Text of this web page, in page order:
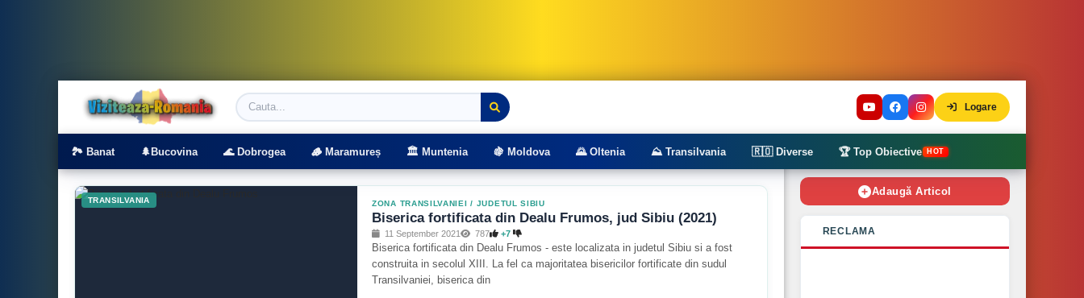
Viziteaza Romania | Obiective Turistice | Trasee montane
Logare
🏞️ Banat 🌲Bucovina 🌊 Dobrogea 🪵 Maramureș 🏛️ Muntenia 🍇 Moldova 🌄 Oltenia ⛰️ Transilvania 🇷🇴 Diverse 🏆 Top Obiective HOT
TRANSILVANIA ZONA TRANSILVANIEI / JUDETUL SIBIU
Biserica fortificata din Dealu Frumos, jud Sibiu (2021)
11 September 2021 787 +7
Biserica fortificata din Dealu Frumos - este localizata in judetul Sibiu si a fost
construita in secolul XIII. La fel ca majoritatea bisericilor fortificate din sudul
Transilvaniei, biserica din
Adaugă Articol
RECLAMA